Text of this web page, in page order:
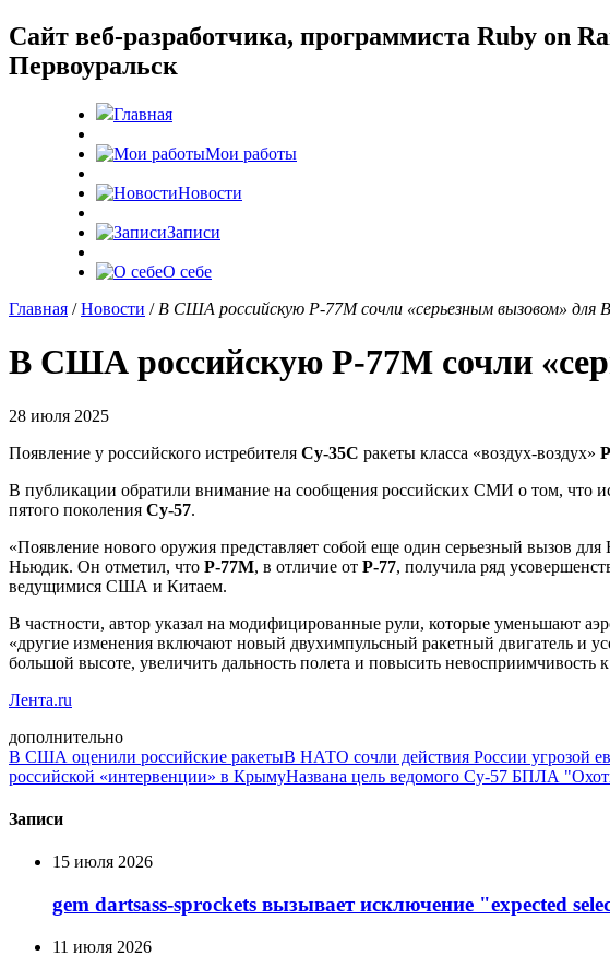
Cайт веб-разработчика, программиста Ruby on
Первоуральск
Главная
Мои работы
Новости
Записи
О себе
Главная /Новости / В США российскую Р-77М сочли «серьезным вызовом» для
В США российскую Р-77М сочли
28 июля 2025
Появление у российского истребителя Су-35С ракеты класса «воздух-воздух»
В публикации обратили внимание на сообщения российских СМИ о том, что
пятого поколения Су-57.
«Появление нового оружия представляет собой еще один серьезный вызов
Ньюдик. Он отметил, что Р-77М, в отличие от Р-77, получила ряд
ведущимися США и Китаем.
В частности, автор указал на модифицированные рули, которые уменьшают
«другие изменения включают новый двухимпульсный ракетный двигатель и
большой высоте, увеличить дальность полета и повысить невосприимчивость
Лента.ru
дополнительно
В США оценили российские ракетыВ НАТО сочли действия России угрозой
российской «интервенции» в КрымуНазвана цель ведомого Су-57 БПЛА
Записи
15 июля 2026
gem dartsass-sprockets вызывает исключение "expected
11 июля 2026